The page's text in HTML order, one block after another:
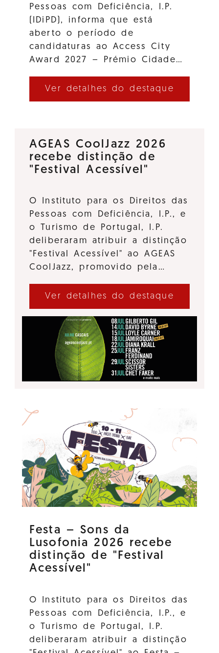
Pessoas com Deficiência, I.P.
(IDiPD), informa que está
aberto o período de
candidaturas ao Access City
Award 2027 – Prémio Cidade…
Ver detalhes do destaque
AGEAS CoolJazz 2026
recebe distinção de
"Festival Acessível"
O Instituto para os Direitos das
Pessoas com Deficiência, I.P., e
o Turismo de Portugal, I.P.
deliberaram atribuir a distinção
"Festival Acessível" ao AGEAS
CoolJazz, promovido pela…
Ver detalhes do destaque
Festa – Sons da
Lusofonia 2026 recebe
distinção de "Festival
Acessível"
O Instituto para os Direitos das
Pessoas com Deficiência, I.P., e
o Turismo de Portugal, I.P.
deliberaram atribuir a distinção